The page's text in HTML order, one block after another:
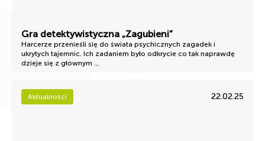
Gra detektywistyczna „Zagubieni”
Harcerze przenieśli się do świata psychicznych zagadek i
ukrytych tajemnic. Ich zadaniem było odkrycie co tak naprawdę
dzieje się z głównym ...
Aktualności 22.02.25